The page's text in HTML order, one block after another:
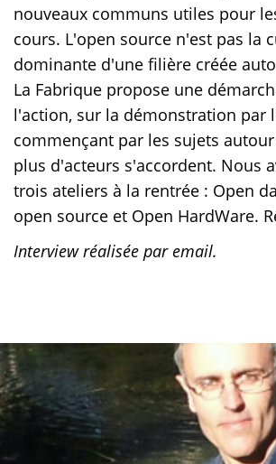
nouveaux communs utiles pour
cours. L'open source n'est pas la
dominante d'une filière créée
La Fabrique propose une
l'action, sur la démonstration par
commençant par les sujets
plus d'acteurs s'accordent. Nous
trois ateliers à la rentrée : Open
open source et Open HardWare.
Interview réalisée par email.